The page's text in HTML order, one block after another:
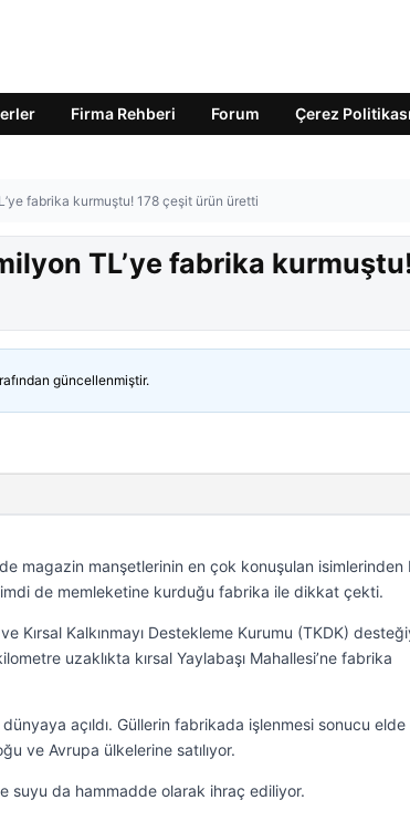
Firma Rehberi Forum Çerez Politikası
fabrika kurmuştu! 178 çeşit ürün üretti
TL’ye fabrika
güncellenmiştir.
magazin manşetlerinin en çok konuşulan isimlerinden
de memleketine kurduğu fabrika ile dikkat çekti.
Kırsal Kalkınmayı Destekleme Kurumu (TKDK)
uzaklıkta kırsal Yaylabaşı Mahallesi’ne fabrika
açıldı. Güllerin fabrikada işlenmesi sonucu elde
ve Avrupa ülkelerine satılıyor.
suyu da hammadde olarak ihraç ediliyor.